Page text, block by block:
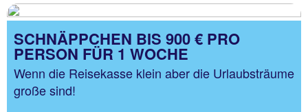
SCHNÄPPCHEN BIS 900 € PRO
PERSON FÜR 1 WOCHE
Wenn die Reisekasse klein aber die Urlaubsträume
große sind!